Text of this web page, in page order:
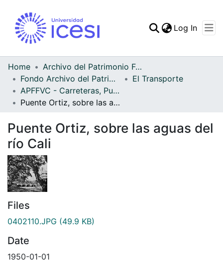
Statistics
Log In
Home
Archivo del Patrimonio Fotográfico y Fílmico del Valle del Cauca
Fondo Archivo del Patrimonio Fotográfico y Fílmico del Valle del Cauca
El Transporte
APFFVC - Carreteras, Puentes - Patrimonial
Puente Ortiz, sobre las aguas del río Cali
Puente Ortiz, sobre las aguas del
río Cali
Files
0402110.JPG (49.9 KB)
Date
1950-01-01